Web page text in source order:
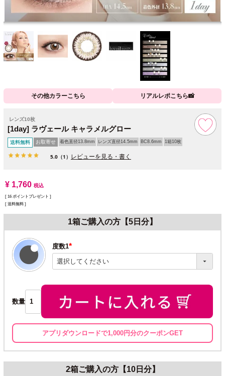
その他カラーこちら リアルレポこちら📸
レンズ10枚
[1day] ラヴェール キャラメルグロー
送料無料 お取寄せ 着色直径13.8mm レンズ直径14.5mm BC8.6mm 1箱10枚
5.0 （1） レビューを見る・書く
¥ 1,760 税込
[ 16 ポイントプレゼント ]
送料無料
1箱ご購入の方【5日分】
度数1
(必
須)
数量
アプリダウンロードで1,000円分のクーポンGET
2箱ご購入の方【10日分】